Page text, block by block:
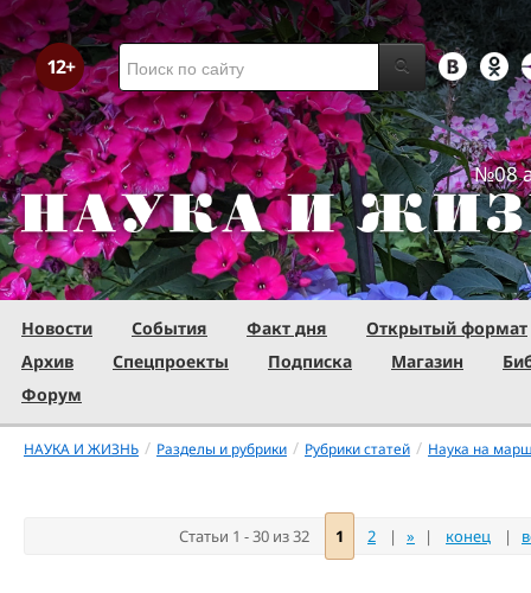
№08
Новости События Факт дня
Открытый формат
Архив
Спецпроекты Подписка Магазин
Форум
НАУКА И ЖИЗНЬ / Разделы и рубрики / Рубрики статей / Наука на
Статьи 1 - 30 из 32 1 2 | » | конец |